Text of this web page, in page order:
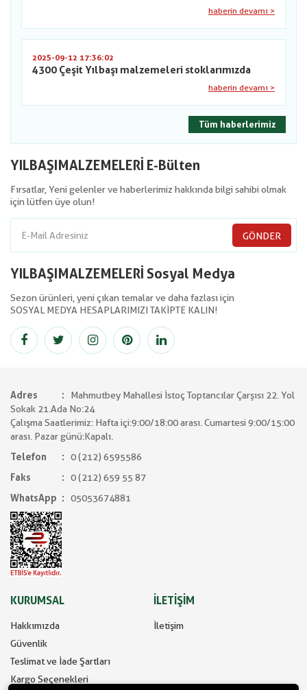
haberin devamı >
2025-09-12 17:36:02
4300 Çeşit Yılbaşı malzemeleri stoklarımızda
haberin devamı >
Tüm haberlerimiz
YILBAŞIMALZEMELERİ E-Bülten
Fırsatlar, Yeni gelenler ve haberlerimiz hakkında bilgi sahibi olmak
için lütfen üye olun!
GÖNDER
YILBAŞIMALZEMELERİ Sosyal Medya
Sezon ürünleri, yeni çıkan temalar ve daha fazlası için
SOSYAL MEDYA HESAPLARIMIZI TAKİPTE KALIN!
Adres
Mahmutbey Mahallesi İstoç Toptancılar Çarşısı 22. Yol
Sokak 21.Ada No:24
Çalışma Saatlerimiz: Hafta içi:9:00/18:00 arası. Cumartesi 9:00/15:00
arası. Pazar günü:Kapalı.
Telefon
0 (212) 6595586
Faks
0 (212) 659 55 87
WhatsApp
05053674881
KURUMSAL
Hakkımızda
Güvenlik
Teslimat ve İade Şartları
Kargo Seçenekleri
İLETİŞİM
İletişim